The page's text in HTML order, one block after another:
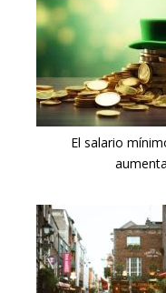
El salario